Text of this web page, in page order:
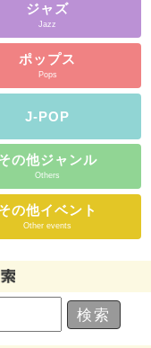
ジャズ
Jazz
ポップス
Pops
J-POP
の他ジャンル
Others
の他イベント
Other events